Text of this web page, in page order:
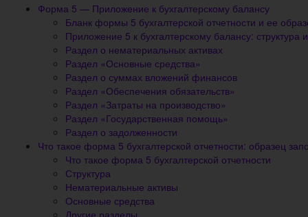
Форма 5 — Приложение к бухгалтерскому балансу
Бланк формы 5 бухгалтерской отчетности и ее
Приложение 5 к бухгалтерскому балансу: структура
Раздел о нематериальных активах
Раздел «Основные средства»
Раздел о суммах вложений финансов
Раздел «Обеспечения обязательств»
Раздел «Затраты на производство»
Раздел «Государственная помощь»
Раздел о задолженности
Что такое форма 5 бухгалтерской отчетности: образец
Что такое форма 5 бухгалтерской отчетности
Структура
Нематериальные активы
Основные средства
Другие разделы